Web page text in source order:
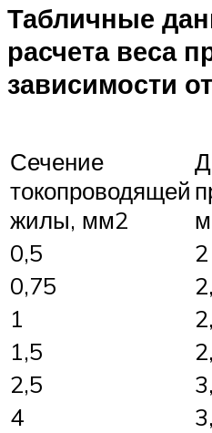
Табличные
расчета веса
зависимости
Сечение
токопроводящей
жилы, мм2
0,5
2
0,75
1
1,5
2,5
4